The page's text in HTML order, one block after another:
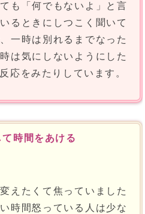
も「何でもないよ」と言
るときにしつこく聞いて
一時は別れるまでなった
は気にしないようにした
応をみたりしています。
時間をあける
えたくて焦っていました
時間怒っている人は少な